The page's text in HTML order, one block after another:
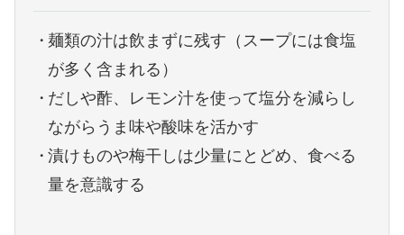
麺類の汁は飲まずに残す（スープには食塩
が多く含まれる）
だしや酢、レモン汁を使って塩分を減らし
ながらうま味や酸味を活かす
漬けものや梅干しは少量にとどめ、食べる
量を意識する